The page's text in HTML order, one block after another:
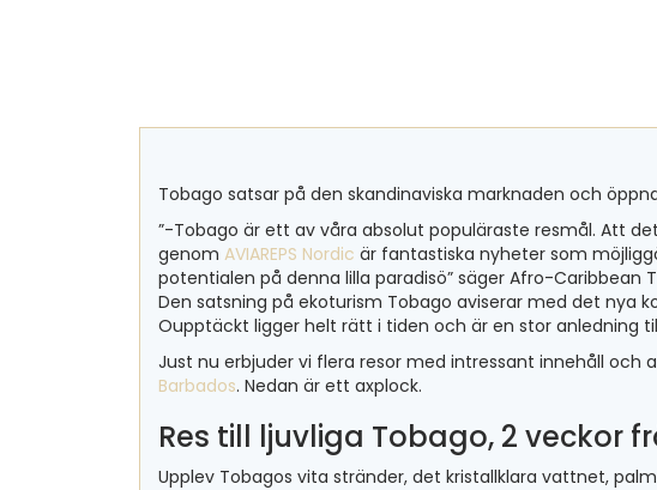
Tobago satsar på den skandinaviska marknaden och
”-Tobago är ett av våra absolut populäraste resmål. Att
genom AVIAREPS Nordic är fantastiska nyheter som
potentialen på denna lilla paradisö” säger Afro-Caribbean
Den satsning på ekoturism Tobago aviserar med det nya
Oupptäckt ligger helt rätt i tiden och är en stor anledning
Just nu erbjuder vi flera resor med intressant innehåll och
Barbados. Nedan är ett axplock.
Res till ljuvliga Tobago, 2 veckor
Upplev Tobagos vita stränder, det kristallklara vattnet,